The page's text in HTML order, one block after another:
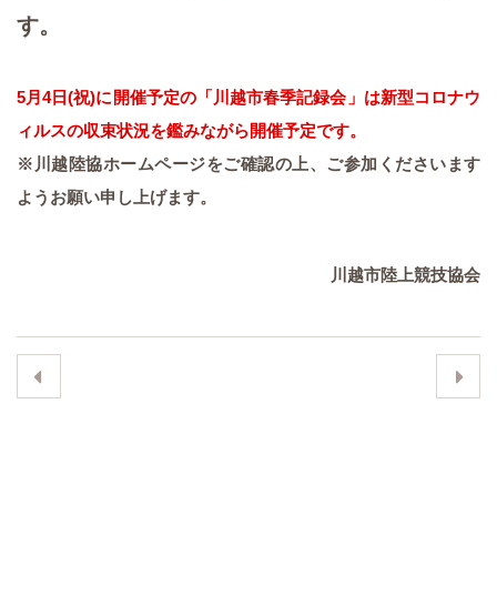
す。
5月4日(祝)に開催予定の「川越市春季記録会」は新型コロナウ
ィルスの収束状況を鑑みながら開催予定です。
※川越陸協ホームページをご確認の上、ご参加くださいます
ようお願い申し上げます。
川越市陸上競技協会